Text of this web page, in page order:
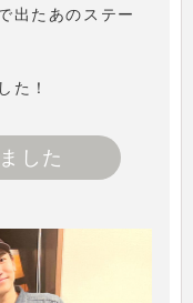
出たあのステー
た！
した